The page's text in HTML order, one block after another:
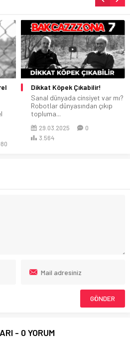
Dikkat Köpek Çıkabilir!
Sanal dünyada cinsiyet var mı?
Robotlar dünyasından çıkıp
topluma...
29.03.2025
0
3.564
- 0 YORUM